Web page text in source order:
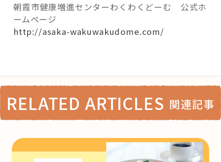
朝霞市健康増進センターわくわくどーむ 公式ホ
ームページ
http://asaka-wakuwakudome.com/
RELATED ARTICLES 関連記事